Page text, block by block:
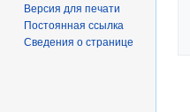
Версия для печати
Постоянная ссылка
Сведения о странице